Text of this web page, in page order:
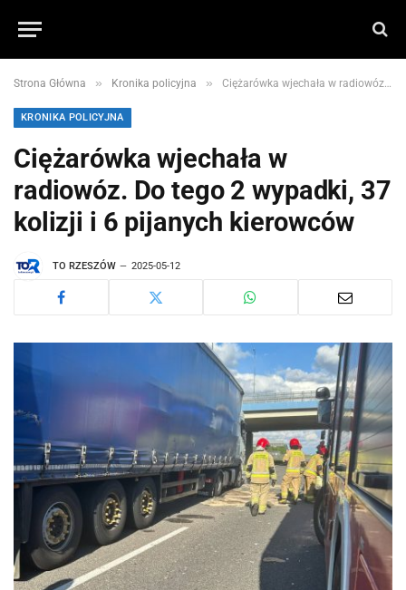
Strona Główna » Kronika policyjna » Ciężarówka wjechała w radiowóz. Do tego 2 wypadki, 37 kolizji i 6 pijanych kierowców
KRONIKA POLICYJNA
Ciężarówka wjechała w
radiowóz. Do tego 2 wypadki, 37
kolizji i 6 pijanych kierowców
TO RZESZÓW 2025-05-12